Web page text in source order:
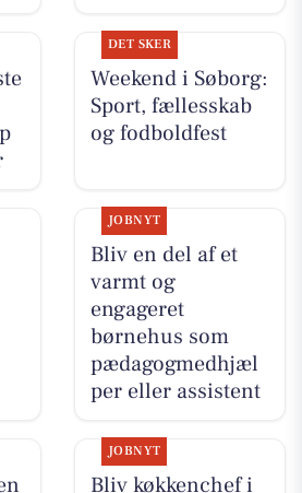
DET SKER
Weekend i Søborg:
Sport, fællesskab
og fodboldfest
JOBNYT
Bliv en del af et
varmt og
engageret
børnehus som
pædagogmedhjæl
per eller assistent
JOBNYT
Bliv køkkenchef i